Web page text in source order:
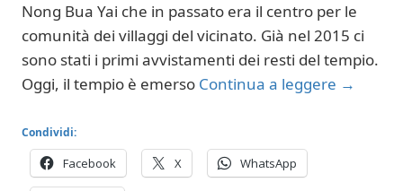
Nong Bua Yai che in passato era il centro per le
comunità dei villaggi del vicinato. Già nel 2015 ci
sono stati i primi avvistamenti dei resti del tempio.
Oggi, il tempio è emerso Continua a leggere →
Condividi:
Facebook X WhatsApp